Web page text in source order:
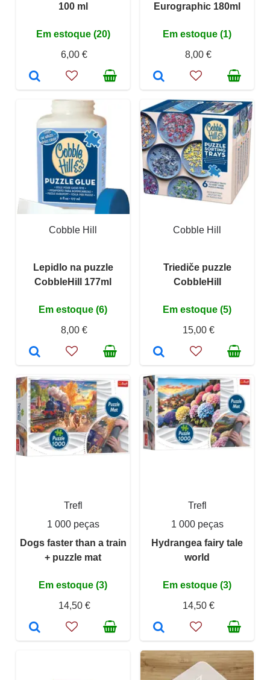
100 ml
Em estoque (20)
6,00 €
Eurographic 180ml
Em estoque (1)
8,00 €
Cobble Hill
Lepidlo na puzzle
CobbleHill 177ml
Em estoque (6)
8,00 €
Cobble Hill
Triediče puzzle
CobbleHill
Em estoque (5)
15,00 €
Trefl
1 000 peças
Dogs faster than a train
+ puzzle mat
Em estoque (3)
14,50 €
Trefl
1 000 peças
Hydrangea fairy tale
world
Em estoque (3)
14,50 €